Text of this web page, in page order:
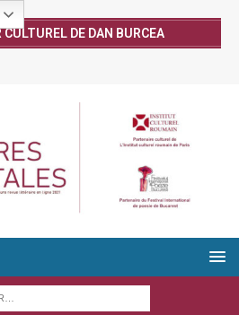
CULTUREL DE DAN BURCEA